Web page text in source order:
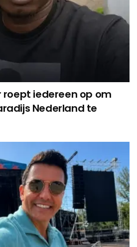
roept iedereen op om
Nederland te